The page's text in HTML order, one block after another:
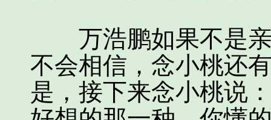
万浩鹏如果不是亲
不会相信，念小桃还
是，接下来念小桃说